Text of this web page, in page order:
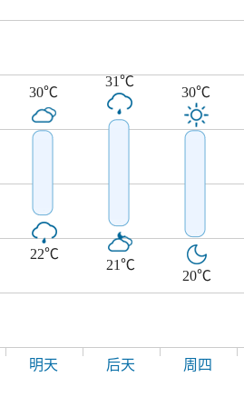
30℃
22℃
31℃
21℃
30℃
20℃
明天 后天 周四